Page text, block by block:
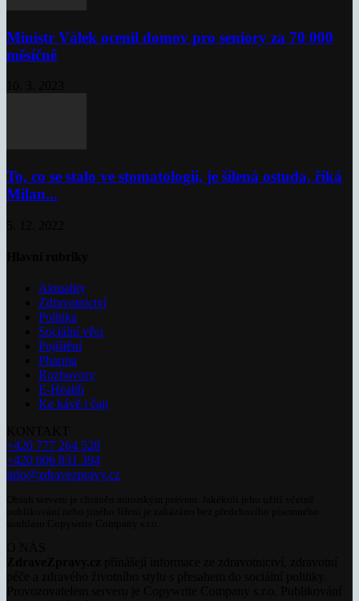
Ministr Válek ocenil domov pro seniory za 70 000
měsíčně
To, co se stalo ve stomatologii, je šílená ostuda, říká
Milan...
Aktuality
Zdravotnictví
Politika
Sociální věci
Pojištění
Pharma
Rozhovory
E-Health
Ke kávě i čaji
+420 777 264 528
+420 606 831 394
info@zdravezpravy.cz